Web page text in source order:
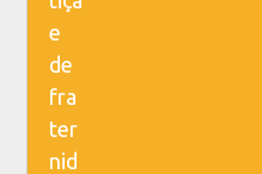
e
de
fra
ter
nid